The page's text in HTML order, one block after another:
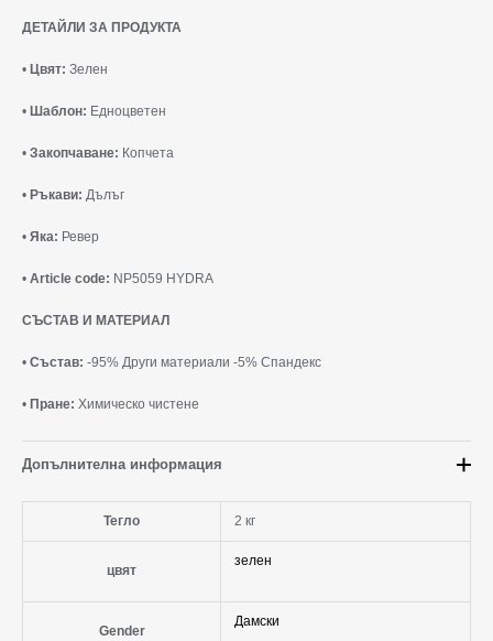
ДЕТАЙЛИ ЗА ПРОДУКТА
• Цвят: Зелен
• Шаблон: Едноцветен
• Закопчаване: Копчета
• Ръкави: Дълъг
• Яка: Ревер
• Article code: NP5059 HYDRA
СЪСТАВ И МАТЕРИАЛ
• Състав: -95% Други материали -5% Спандекс
• Пране: Химическо чистене
Допълнителна информация
Тегло 2 кг
цвят
зелен
Gender
Дамски